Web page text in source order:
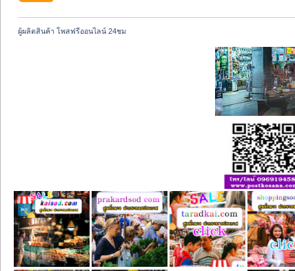
ผู้ผลิตสินค้า โพสฟรีออนไลน์ 24ชม